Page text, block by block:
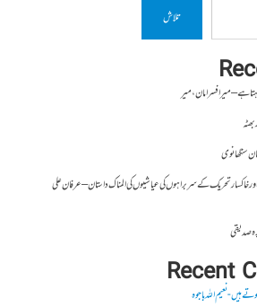
تلاش
ہے – میر افسر امان،میر
سنگھانوی
خاکسار تحریک کے سربراہوں کی عیاشیوں کی المناک داستان – عرفان علی
صدیقی
Recent
ہیں- نعیم اللہ باجوہ